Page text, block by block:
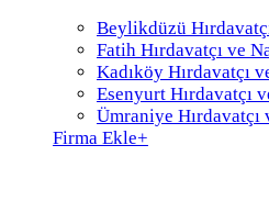
Beylikdüzü
Fatih Hırdavatçı ve
Kadıköy Hırdavatçı
Esenyurt Hırdavatçı
Ümraniye
Firma Ekle+